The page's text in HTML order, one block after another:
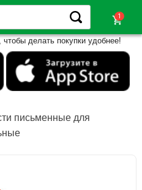
shopping_cart
делать покупки удобнее!
письменные для